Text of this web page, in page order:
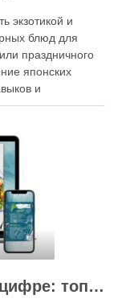
экзотикой и
блюд для
праздничного
японских
и
практике сделать
Кулинарная вселенная в цифре: топ-3 самых больших электронных книг рецептов